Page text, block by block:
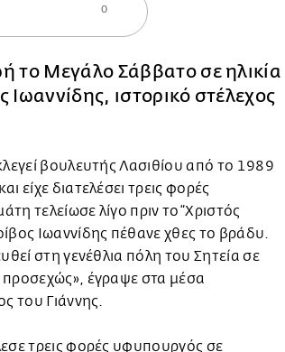
0
το Μεγάλο Σάββατο σε ηλικία
Ιωαννίδης, ιστορικό στέλεχος
βουλευτής Λασιθίου από το 1989
είχε διατελέσει τρεις φορές
τελείωσε λίγο πριν το “Χριστός
Ιωαννίδης πέθανε χθες το βράδυ.
στη γενέθλια πόλη του Σητεία σε
έγραψε στα μέσα
του Γιάννης.
τρεις φορές υφυπουργός σε